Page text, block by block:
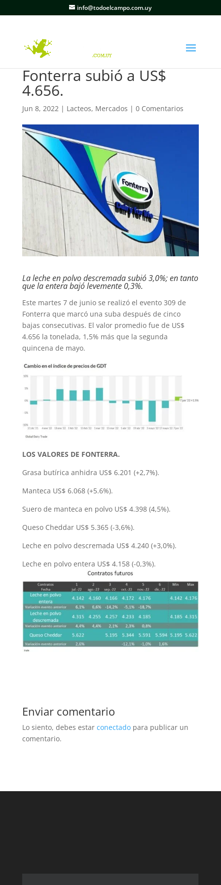
info@todoelcampo.com.uy
Fonterra subió a US$
4.656.
Jun 8, 2022| Lacteos, Mercados | 0 Comentarios
La leche en polvo descremada subió 3,0%; en tanto
que la entera bajó levemente 0,3%.
Este martes 7 de junio se realizó el evento 309 de
Fonterra que marcó una suba después de cinco
bajas consecutivas. El valor promedio fue de US$
4.656 la tonelada, 1,5% más que la segunda
quincena de mayo.
LOS VALORES DE FONTERRA.
Grasa butírica anhidra US$ 6.201 (+2,7%).
Manteca US$ 6.068 (+5.6%).
Suero de manteca en polvo US$ 4.398 (4,5%).
Queso Cheddar US$ 5.365 (-3,6%).
Leche en polvo descremada US$ 4.240 (+3,0%).
Leche en polvo entera US$ 4.158 (-0,3%).
Enviar comentario
Lo siento, debes estar conectadopara publicar un
comentario.